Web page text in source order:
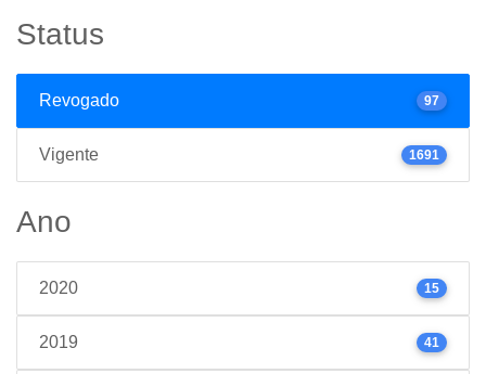
Status
Revogado 97
Vigente 1691
Ano
2020 15
2019 41